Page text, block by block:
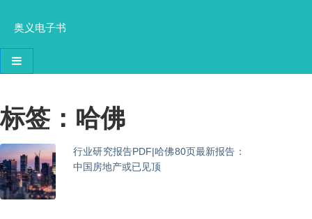
奥义电子书
导航切换
标签：哈佛
行业研究报告PDF|哈佛80页最新报告：
中国房地产或已见顶